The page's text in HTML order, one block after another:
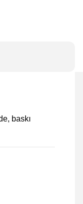
baskı